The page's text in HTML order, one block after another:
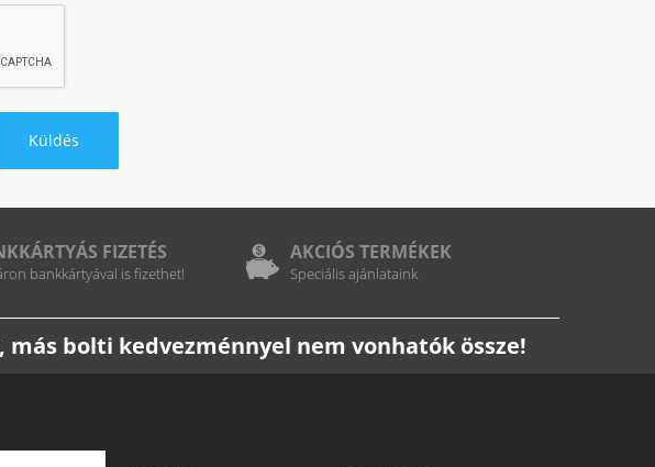
FIZETÉS
bankkártyával is fizethet!
AKCIÓS TERMÉKEK
Speciális ajánlataink
bolti kedvezménnyel nem vonhatók össze!